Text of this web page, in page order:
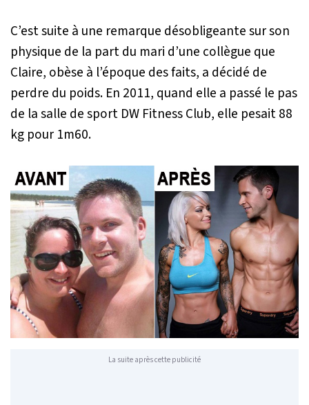
C’est suite à une remarque désobligeante sur son
physique de la part du mari d’une collègue que
Claire, obèse à l’époque des faits, a décidé de
perdre du poids. En 2011, quand elle a passé le pas
de la salle de sport DW Fitness Club, elle pesait 88
kg pour 1m60.
La suite après cette publicité